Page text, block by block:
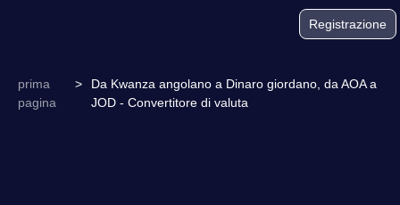
Registrazione
prima
pagina
>
Da Kwanza angolano a Dinaro giordano, da AOA a
JOD - Convertitore di valuta